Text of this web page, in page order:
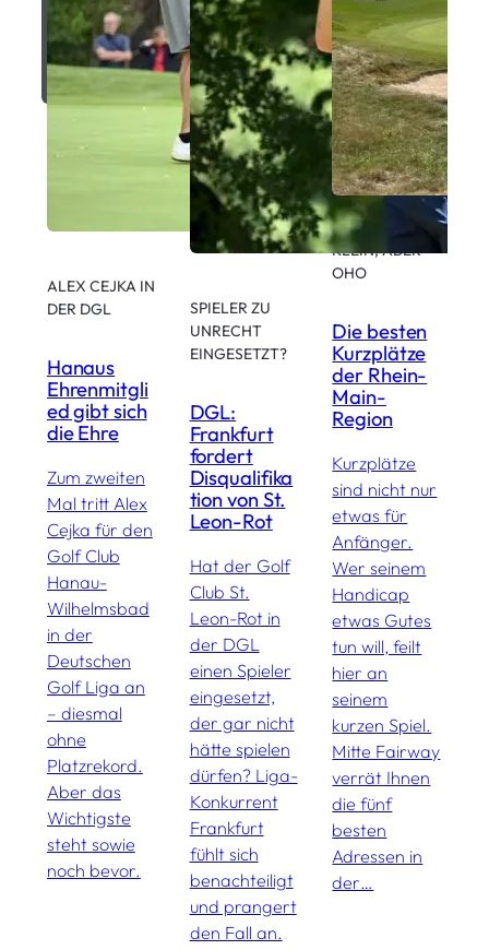
ALEX CEJKA IN
DER DGL
Hanaus
Ehrenmitgli
ed gibt sich
die Ehre
Zum zweiten
Mal tritt Alex
Cejka für den
Golf Club
Hanau-
Wilhelmsbad
in der
Deutschen
Golf Liga an
– diesmal
ohne
Platzrekord.
Aber das
Wichtigste
steht sowie
noch bevor.
SPIELER ZU
UNRECHT
EINGESETZT?
DGL:
Frankfurt
fordert
Disqualifika
tion von St.
Leon-Rot
Hat der Golf
Club St.
Leon-Rot in
der DGL
einen Spieler
eingesetzt,
der gar nicht
hätte spielen
dürfen? Liga-
Konkurrent
Frankfurt
fühlt sich
benachteiligt
und prangert
den Fall an.
KLEIN, ABER
OHO
Die besten
Kurzplätze
der Rhein-
Main-
Region
Kurzplätze
sind nicht nur
etwas für
Anfänger.
Wer seinem
Handicap
etwas Gutes
tun will, feilt
hier an
seinem
kurzen Spiel.
Mitte Fairway
verrät Ihnen
die fünf
besten
Adressen in
der…